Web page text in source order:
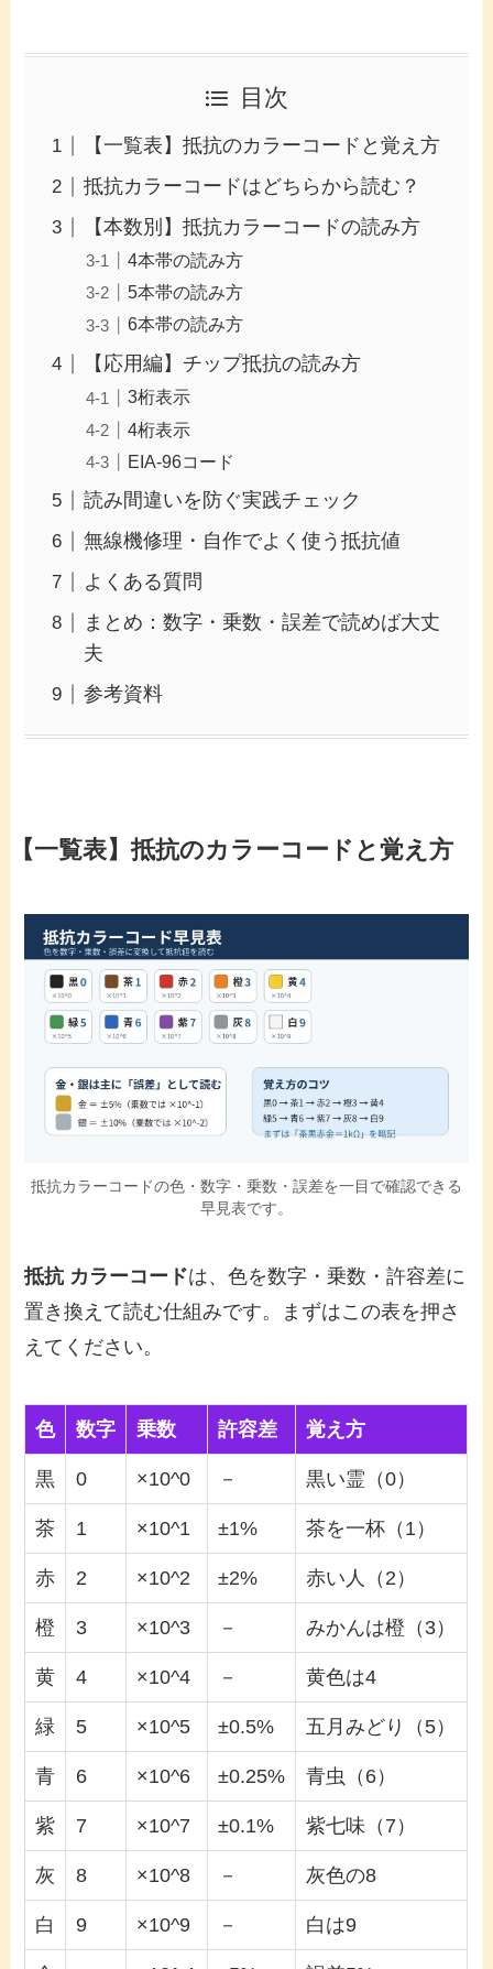
目次
【一覧表】抵抗のカラーコードと覚え方
抵抗カラーコードはどちらから読む？
【本数別】抵抗カラーコードの読み方
4本帯の読み方
5本帯の読み方
6本帯の読み方
【応用編】チップ抵抗の読み方
3桁表示
4桁表示
EIA-96コード
読み間違いを防ぐ実践チェック
無線機修理・自作でよく使う抵抗値
よくある質問
まとめ：数字・乗数・誤差で読めば大丈
夫
参考資料
【一覧表】抵抗のカラーコードと覚え方
抵抗カラーコードの色・数字・乗数・誤差を一目で確認できる
早見表です。
抵抗 カラーコードは、色を数字・乗数・許容差に
置き換えて読む仕組みです。まずはこの表を押さ
えてください。
色 数字 乗数 許容差 覚え方
黒 0 ×10^0 － 黒い霊（0）
茶 1 ×10^1 ±1% 茶を一杯（1）
赤 2 ×10^2 ±2% 赤い人（2）
橙 3 ×10^3 － みかんは橙（3）
黄 4 ×10^4 － 黄色は4
緑 5 ×10^5 ±0.5% 五月みどり（5）
青 6 ×10^6 ±0.25% 青虫（6）
紫 7 ×10^7 ±0.1% 紫七味（7）
灰 8 ×10^8 － 灰色の8
白 9 ×10^9 － 白は9